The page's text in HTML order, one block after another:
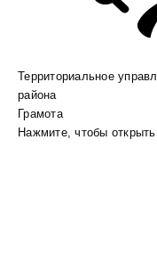
Территориальное
района
Грамота
Нажмите, чтобы открыть